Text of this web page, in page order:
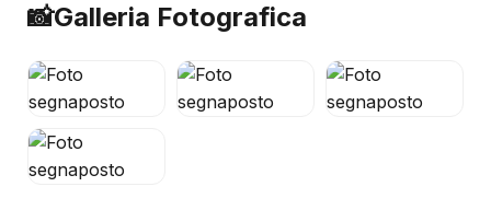
📸Galleria Fotografica